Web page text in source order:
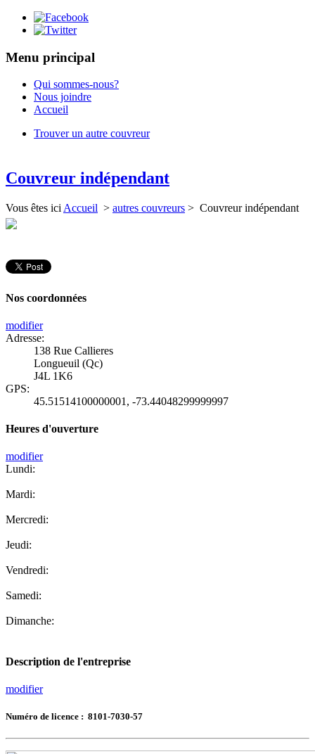
Menu principal
Qui sommes-nous?
Nous joindre
Accueil
Trouver un autre couvreur
Couvreur indépendant
Vous êtes ici Accueil > autres couvreurs > Couvreur indépendant
Nos coordonnées
modifier
Adresse:
138 Rue Callieres
Longueuil (Qc)
J4L 1K6
GPS:
45.51514100000001 , -73.44048299999997
Heures d'ouverture
modifier
Lundi:
Mardi:
Mercredi:
Jeudi:
Vendredi:
Samedi:
Dimanche:
Description de l'entreprise
modifier
Numéro de licence : 8101-7030-57